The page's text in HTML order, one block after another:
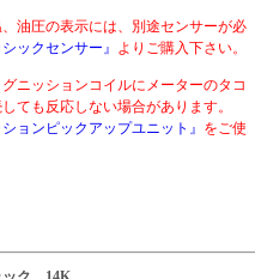
油圧の表示には、別途センサーが必
シックセンサー』 よりご購入下さい。
ニッションコイルにメーターのタコ
しても反応しない場合があります。
ションピックアップユニット』 をご使